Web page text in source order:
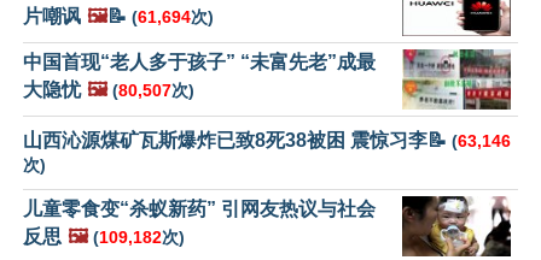
片嘲讽 🖼️📝 (61,694次)
中国首现“老人多于孩子” “未富先老”成最
大隐忧 🖼️ (80,507次)
山西沁源煤矿瓦斯爆炸已致8死38被困 震惊习李📝 (63,146
次)
儿童零食变“杀蚁新药” 引网友热议与社会
反思 🖼️ (109,182次)